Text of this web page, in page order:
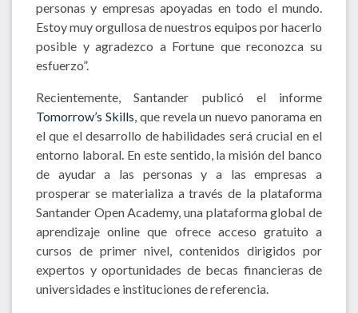
personas y empresas apoyadas en todo el mundo.
Estoy muy orgullosa de nuestros equipos por hacerlo
posible y agradezco a Fortune que reconozca su
esfuerzo”.
Recientemente, Santander publicó el informe
Tomorrow’s Skills, que revela un nuevo panorama en
el que el desarrollo de habilidades será crucial en el
entorno laboral. En este sentido, la misión del banco
de ayudar a las personas y a las empresas a
prosperar se materializa a través de la plataforma
Santander Open Academy, una plataforma global de
aprendizaje online que ofrece acceso gratuito a
cursos de primer nivel, contenidos dirigidos por
expertos y oportunidades de becas financieras de
universidades e instituciones de referencia.